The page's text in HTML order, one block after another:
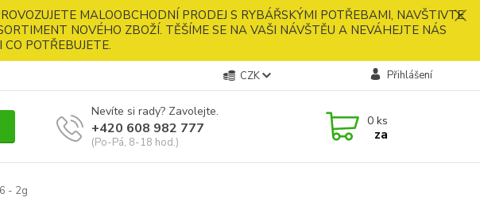
MALOOBCHODNÍ PRODEJ S RYBÁŘSKÝMI POTŘEBAMI, NAVŠTIVTE
NOVÉHO ZBOŽÍ. TĚŠÍME SE NA VAŠI NÁVŠTĚU A NEVÁHEJTE NÁS
POTŘEBUJETE.
CZK Přihlášení
Nevíte si rady? Zavolejte.
+420 608 982 777
(Po-Pá, 8-18 hod.)
0 ks
za
- 2g